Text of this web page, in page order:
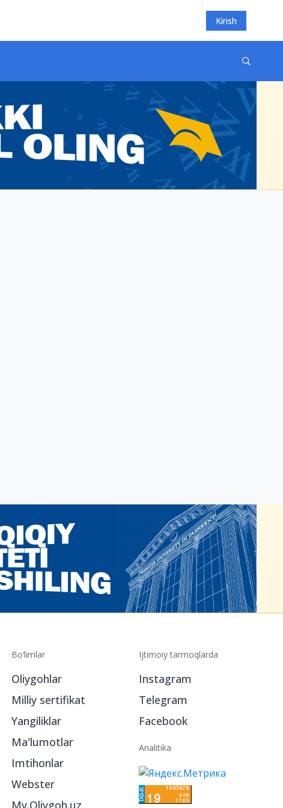
Kirish
Bo‘limlar
Oliygohlar
Milliy sertifikat
Yangiliklar
Ma'lumotlar
Imtihonlar
Webster
My.Oliygoh.uz
Ijtimoiy tarmoqlarda
Instagram
Telegram
Facebook
Analitika